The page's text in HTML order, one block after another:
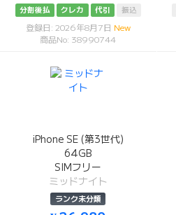
分割後払 クレカ 代引 振込
登録日: 2026年8月7日 New
商品No: 38990744
iPhone SE (第3世代)
64GB
SIMフリー
ミッドナイト
ランク未分類